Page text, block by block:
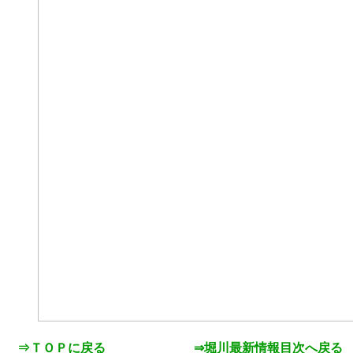
⇒ＴＯＰに戻る ⇒堀川最新情報目次へ戻る